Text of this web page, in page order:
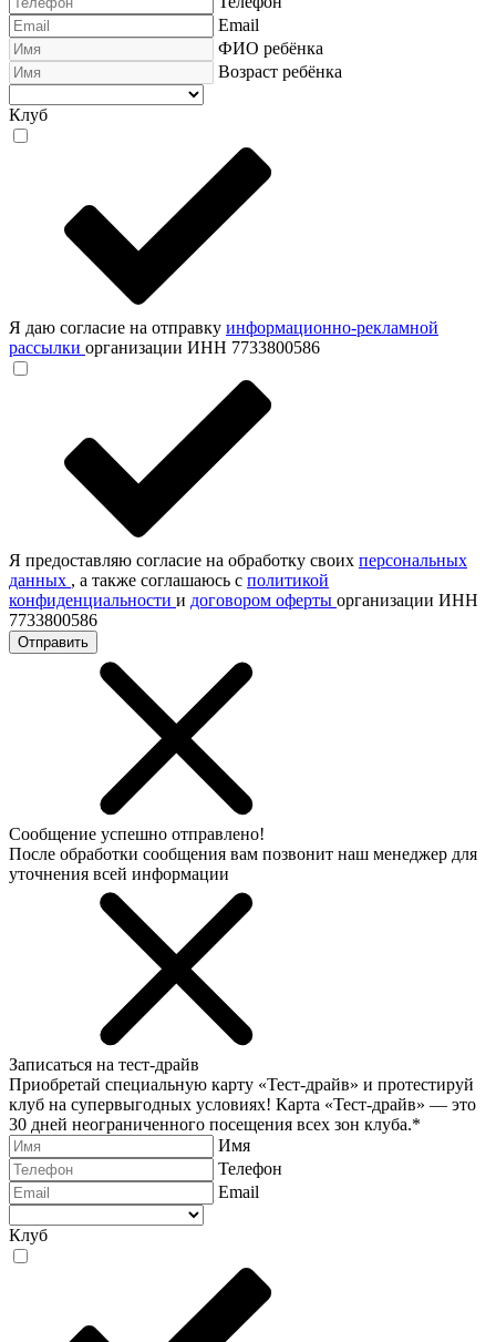
Email
ФИО ребёнка
Возраст ребёнка
Клуб
Я даю согласие на отправку информационно-рекламной
рассылки организации ИНН 7733800586
Я предоставляю согласие на обработку своих персональных
данных , а также соглашаюсь с политикой
конфиденциальности и договором оферты организации ИНН
7733800586
Отправить
Сообщение успешно отправлено!
После обработки сообщения вам позвонит наш менеджер для
уточнения всей информации
Записаться на тест-драйв
Приобретай специальную карту «Тест-драйв» и протестируй
клуб на супервыгодных условиях! Карта «Тест-драйв» — это
30 дней неограниченного посещения всех зон клуба.*
Имя
Телефон
Email
Клуб